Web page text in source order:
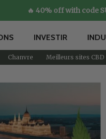
🔥 40% off with code
INVESTIR
Chanvre Meilleurs sites CBD